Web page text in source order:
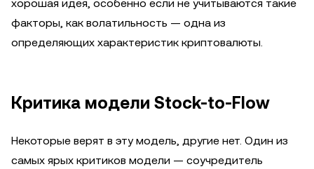
хорошая идея, особенно если не учитываются такие
факторы, как волатильность — одна из
определяющих характеристик криптовалюты.
Критика модели Stock-to-Flow
Некоторые верят в эту модель, другие нет. Один из
самых ярых критиков модели — соучредитель